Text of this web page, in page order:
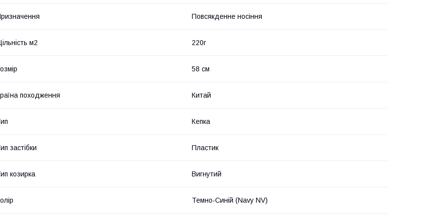
Повсякденне носіння
м2 220г
58 см
походження Китай
Кепка
застібки Пластик
козирка Вигнутий
Темно-Синій (Navy NV)